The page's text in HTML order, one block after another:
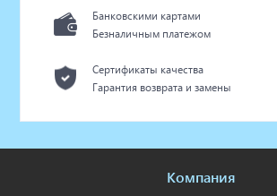
Банковскими картами
Безналичным платежом
Сертификаты качества
Гарантия возврата и замены
Компания